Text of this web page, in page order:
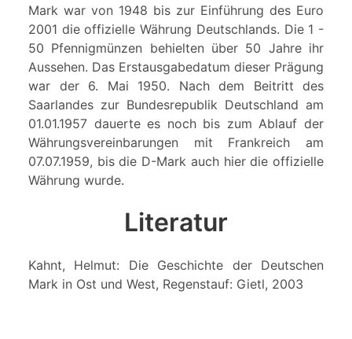
Mark war von 1948 bis zur Einführung des Euro
2001 die offizielle Währung Deutschlands. Die 1 -
50 Pfennigmünzen behielten über 50 Jahre ihr
Aussehen. Das Erstausgabedatum dieser Prägung
war der 6. Mai 1950. Nach dem Beitritt des
Saarlandes zur Bundesrepublik Deutschland am
01.01.1957 dauerte es noch bis zum Ablauf der
Währungsvereinbarungen mit Frankreich am
07.07.1959, bis die D-Mark auch hier die offizielle
Währung wurde.
Literatur
Kahnt, Helmut: Die Geschichte der Deutschen
Mark in Ost und West, Regenstauf: Gietl, 2003